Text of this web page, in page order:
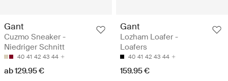
Gant
Cuzmo Sneaker -
Niedriger Schnitt
40 41 42 43 44
ab 129.95 €
Gant
Lozham Loafer -
Loafers
40 41 42 43 44
159.95 €